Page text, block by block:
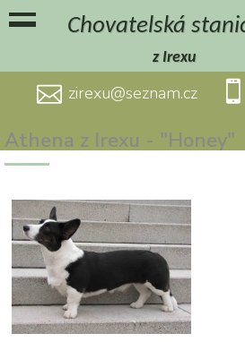
Chovatelská
z Irexu
zirexu@seznam.cz
Athena z Irexu - "Honey"